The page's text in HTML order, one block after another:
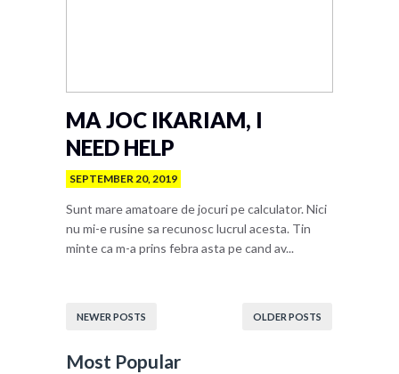
MA JOC IKARIAM, I
NEED HELP
SEPTEMBER 20, 2019
Sunt mare amatoare de jocuri pe calculator. Nici
nu mi-e rusine sa recunosc lucrul acesta. Tin
minte ca m-a prins febra asta pe cand av...
NEWER POSTS OLDER POSTS
Most Popular